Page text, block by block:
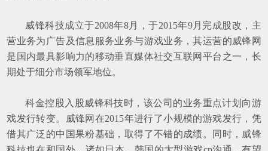
威锋科技成立于2008年8月，于2015年9月完成股改，主
营业务为广告及信息服务业务与游戏业务，其运营的威锋网
是国内最具影响力的移动垂直媒体社交互联网平台之一，长
期处于细分市场领军地位。
科金控股入股威锋科技时，该公司的业务重点计划向游
戏发行转变。威锋网在2015年进行了小规模的游戏发行，凭
借其广泛的中国果粉基础，取得了不错的成绩。同时，威锋